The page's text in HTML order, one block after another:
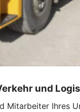
und
Mitarbeiter Ihres